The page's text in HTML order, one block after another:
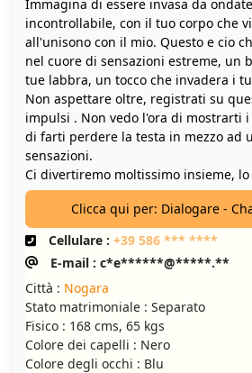
Immagina di essere invasa da
incontrollabile, con il tuo corpo che
all'unisono con il mio. Questo e cio
nel cuore di sensazioni estreme, un
tue labbra, un tocco che invadera i
Non aspettare oltre, registrati su
impulsi . Non vedo l'ora di mostrarti
di farti perdere la testa in mezzo ad
sensazioni.
Ci divertiremo moltissimo insieme,
Clicca qui per: Dialogare -
Cellulare : +39 586 *** ****
E-mail : c*e******@*****.**
Città : Nogara
Stato matrimoniale : Separato
Fisico : 168 cms, 65 kgs
Colore dei capelli : Nero
Colore degli occhi : Blu